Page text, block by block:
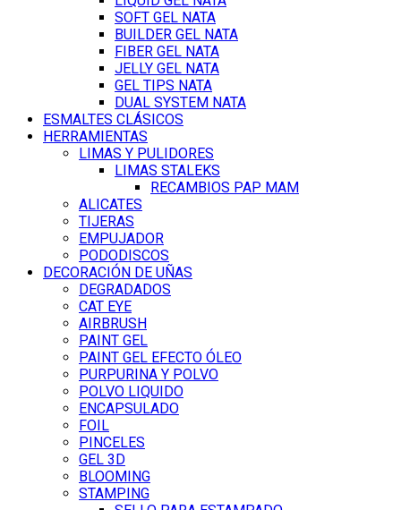
SOFT GEL NATA
BUILDER GEL NATA
FIBER GEL NATA
JELLY GEL NATA
GEL TIPS NATA
DUAL SYSTEM NATA
ESMALTES CLÁSICOS
HERRAMIENTAS
LIMAS Y PULIDORES
LIMAS STALEKS
RECAMBIOS PAP MAM
ALICATES
TIJERAS
EMPUJADOR
PODODISCOS
DECORACIÓN DE UÑAS
DEGRADADOS
CAT EYE
AIRBRUSH
PAINT GEL
PAINT GEL EFECTO ÓLEO
PURPURINA Y POLVO
POLVO LIQUIDO
ENCAPSULADO
FOIL
PINCELES
GEL 3D
BLOOMING
STAMPING